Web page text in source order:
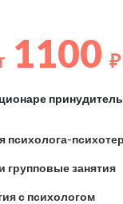
1100 ₽
психолога-
групповые занятия
с психологом